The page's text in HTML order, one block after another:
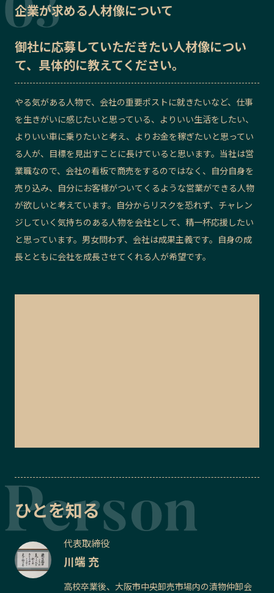
企業が求める人材像について
御社に応募していただきたい人材像につい
て、具体的に教えてください。
やる気がある人物で、会社の重要ポストに就きたいなど、仕事
を生きがいに感じたいと思っている、よりいい生活をしたい、
よりいい車に乗りたいと考え、よりお金を稼ぎたいと思ってい
る人が、目標を見出すことに長けていると思います。当社は営
業職なので、会社の看板で商売をするのではなく、自分自身を
売り込み、自分にお客様がついてくるような営業ができる人物
が欲しいと考えています。自分からリスクを恐れず、チャレン
ジしていく気持ちのある人物を会社として、精一杯応援したい
と思っています。男女問わず、会社は成果主義です。自身の成
長とともに会社を成長させてくれる人が希望です。
ひとを知る
代表取締役
川端 充
高校卒業後、大阪市中央卸売市場内の漬物仲卸会